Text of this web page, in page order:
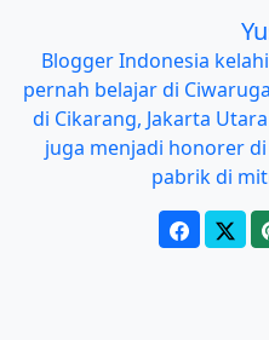
Blogger Indonesia
pernah belajar di
di Cikarang, Jakarta
juga menjadi honorer
pabrik di